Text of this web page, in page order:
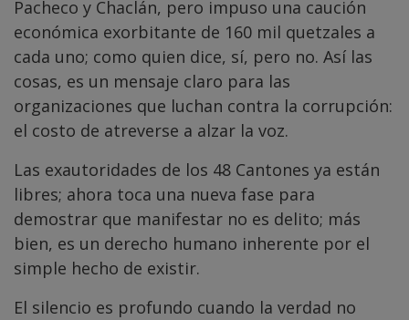
Pacheco y Chaclán, pero impuso una caución
económica exorbitante de 160 mil quetzales a
cada uno; como quien dice, sí, pero no. Así las
cosas, es un mensaje claro para las
organizaciones que luchan contra la corrupción:
el costo de atreverse a alzar la voz.
Las exautoridades de los 48 Cantones ya están
libres; ahora toca una nueva fase para
demostrar que manifestar no es delito; más
bien, es un derecho humano inherente por el
simple hecho de existir.
El silencio es profundo cuando la verdad no